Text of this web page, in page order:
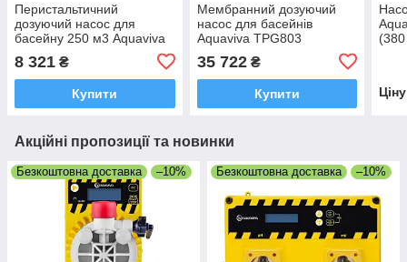
Перистальтичний
дозуючий насос для
басейну 250 м3 Aquaviva
PPE Універсальний 1.5 л/
год
8 321 ₴
Купити
Мембранний дозуючий
насос для басейнів
Aquaviva TPG803
35 722₴
Купити
Акційні пропозиції та новинки
Безкоштовна доставка –10% Безкоштовна доставка –10%